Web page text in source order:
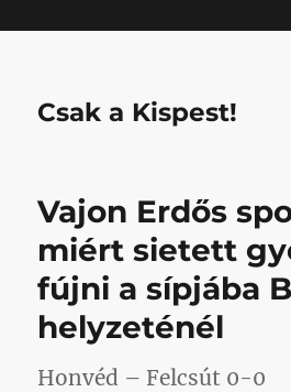
Csak a Kispest!
Vajon Erdős
miért sietett
fújni a sípjába
helyzeténél
Honvéd – Felcsút 0-0